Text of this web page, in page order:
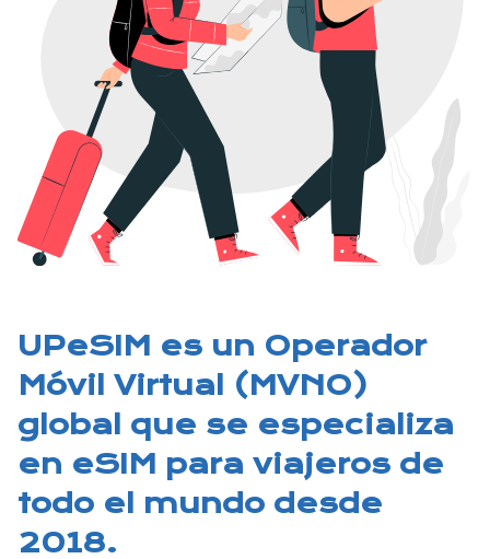
UPeSIM es un Operador
Móvil Virtual (MVNO)
global que se especializa
en eSIM para viajeros de
todo el mundo desde
2018.